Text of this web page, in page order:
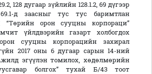
128 дугаар зүйлийн 128.1.2, 69 дүгээр
д заасныг тус тус баримтлан
“Төрийн орон сууцны корпораци”
үйлдвэрийн газарт холбогдох
сууцны корпорацийн захирал
2017 оны 6 дугаар сарын 14-ний
эгүүлэн томилох, хөдөлмөрийн
болгох” тухай Б/43 тоот